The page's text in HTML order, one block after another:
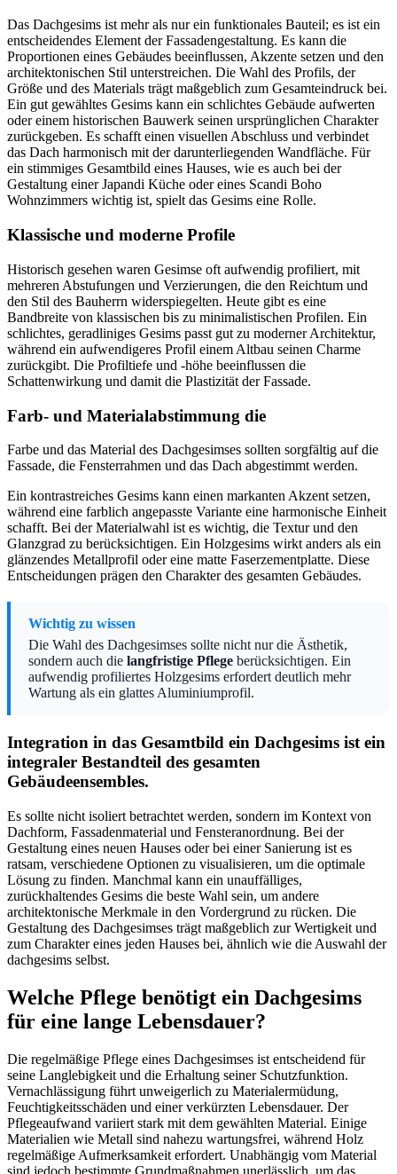
Das Dachgesims ist mehr als nur ein funktionales Bauteil; es ist ein
entscheidendes Element der Fassadengestaltung. Es kann die
Proportionen eines Gebäudes beeinflussen, Akzente setzen und den
architektonischen Stil unterstreichen. Die Wahl des Profils, der
Größe und des Materials trägt maßgeblich zum Gesamteindruck bei.
Ein gut gewähltes Gesims kann ein schlichtes Gebäude aufwerten
oder einem historischen Bauwerk seinen ursprünglichen Charakter
zurückgeben. Es schafft einen visuellen Abschluss und verbindet
das Dach harmonisch mit der darunterliegenden Wandfläche. Für
ein stimmiges Gesamtbild eines Hauses, wie es auch bei der
Gestaltung einer Japandi Küche oder eines Scandi Boho
Wohnzimmers wichtig ist, spielt das Gesims eine Rolle.
Klassische und moderne Profile
Historisch gesehen waren Gesimse oft aufwendig profiliert, mit
mehreren Abstufungen und Verzierungen, die den Reichtum und
den Stil des Bauherrn widerspiegelten. Heute gibt es eine
Bandbreite von klassischen bis zu minimalistischen Profilen. Ein
schlichtes, geradliniges Gesims passt gut zu moderner Architektur,
während ein aufwendigeres Profil einem Altbau seinen Charme
zurückgibt. Die Profiltiefe und -höhe beeinflussen die
Schattenwirkung und damit die Plastizität der Fassade.
Farb- und Materialabstimmung die
Farbe und das Material des Dachgesimses sollten sorgfältig auf die
Fassade, die Fensterrahmen und das Dach abgestimmt werden.
Ein kontrastreiches Gesims kann einen markanten Akzent setzen,
während eine farblich angepasste Variante eine harmonische Einheit
schafft. Bei der Materialwahl ist es wichtig, die Textur und den
Glanzgrad zu berücksichtigen. Ein Holzgesims wirkt anders als ein
glänzendes Metallprofil oder eine matte Faserzementplatte. Diese
Entscheidungen prägen den Charakter des gesamten Gebäudes.
Wichtig zu wissen
Die Wahl des Dachgesimses sollte nicht nur die Ästhetik,
sondern auch die langfristige Pflege berücksichtigen. Ein
aufwendig profiliertes Holzgesims erfordert deutlich mehr
Wartung als ein glattes Aluminiumprofil.
Integration in das Gesamtbild ein Dachgesims ist ein
integraler Bestandteil des gesamten
Gebäudeensembles.
Es sollte nicht isoliert betrachtet werden, sondern im Kontext von
Dachform, Fassadenmaterial und Fensteranordnung. Bei der
Gestaltung eines neuen Hauses oder bei einer Sanierung ist es
ratsam, verschiedene Optionen zu visualisieren, um die optimale
Lösung zu finden. Manchmal kann ein unauffälliges,
zurückhaltendes Gesims die beste Wahl sein, um andere
architektonische Merkmale in den Vordergrund zu rücken. Die
Gestaltung des Dachgesimses trägt maßgeblich zur Wertigkeit und
zum Charakter eines jeden Hauses bei, ähnlich wie die Auswahl der
dachgesims selbst.
Welche Pflege benötigt ein Dachgesims
für eine lange Lebensdauer?
Die regelmäßige Pflege eines Dachgesimses ist entscheidend für
seine Langlebigkeit und die Erhaltung seiner Schutzfunktion.
Vernachlässigung führt unweigerlich zu Materialermüdung,
Feuchtigkeitsschäden und einer verkürzten Lebensdauer. Der
Pflegeaufwand variiert stark mit dem gewählten Material. Einige
Materialien wie Metall sind nahezu wartungsfrei, während Holz
regelmäßige Aufmerksamkeit erfordert. Unabhängig vom Material
sind jedoch bestimmte Grundmaßnahmen unerlässlich, um das